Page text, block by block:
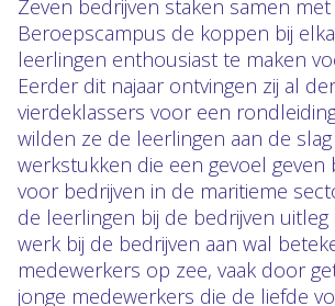
Zeven bedrijven staken samen met
Beroepscampus de koppen bij
leerlingen enthousiast te maken
Eerder dit najaar ontvingen zij al
vierdeklassers voor een
wilden ze de leerlingen aan de
werkstukken die een gevoel geven
voor bedrijven in de maritieme
de leerlingen bij de bedrijven
werk bij de bedrijven aan wal
medewerkers op zee, vaak door
jonge medewerkers die de liefde